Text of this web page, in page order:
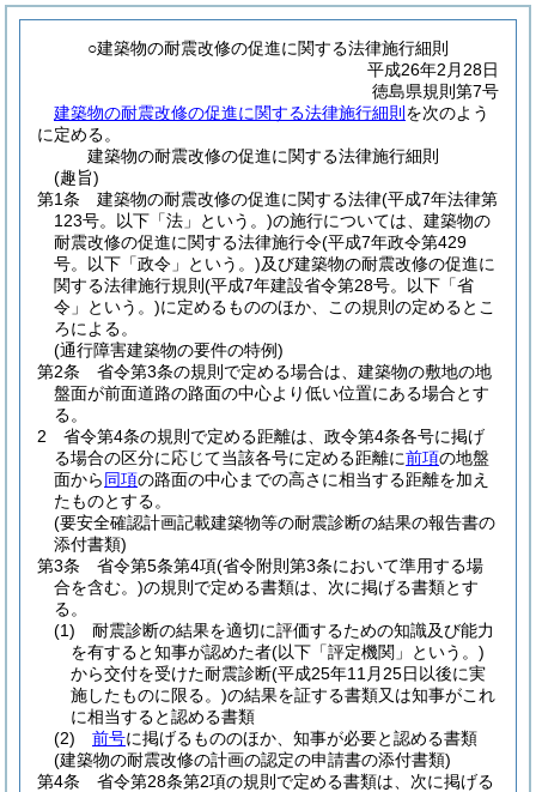
○建築物の耐震改修の促進に関する法律施行細則
平成26年2月28日
徳島県規則第7号
建築物の耐震改修の促進に関する法律施行細則 を次のよう
に定める。
建築物の耐震改修の促進に関する法律施行細則
(趣旨)
第1条
建築物の耐震改修の促進に関する法律(平成7年法律第
123号。以下「法」という。)の施行については、建築物の
耐震改修の促進に関する法律施行令(平成7年政令第429
号。以下「政令」という。)及び建築物の耐震改修の促進に
関する法律施行規則 (平成7年建設省令第28号。以下「省
令」という。)に定めるもののほか、この規則の定めるとこ
ろによる。
(通行障害建築物の要件の特例)
第2条
省令第3条の規則で定める場合は、建築物の敷地の地
盤面が前面道路の路面の中心より低い位置にある場合とす
る。
2
省令第4条の規則で定める距離は、政令第4条各号に掲げ
る場合の区分に応じて当該各号に定める距離に前項の地盤
面から同項の路面の中心までの高さに相当する距離を加え
たものとする。
(要安全確認計画記載建築物等の耐震診断の結果の報告書の
添付書類)
第3条
省令第5条第4項(省令附則第3条において準用する場
合を含む。)の規則で定める書類は、次に掲げる書類とす
る。
(1)
耐震診断の結果を適切に評価するための知識及び能力
を有すると知事が認めた者(以下「評定機関」という。)
から交付を受けた耐震診断(平成25年11月25日以後に実
施したものに限る。)の結果を証する書類又は知事がこれ
に相当すると認める書類
(2)
前号に掲げるもののほか、知事が必要と認める書類
(建築物の耐震改修の計画の認定の申請書の添付書類)
第4条
省令第28条第2項の規則で定める書類は、次に掲げる